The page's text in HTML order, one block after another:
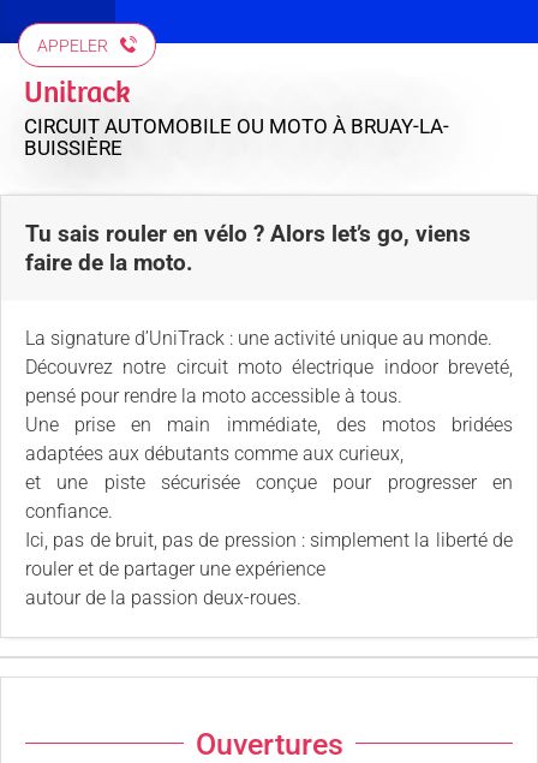
APPELER
Unitrack
CIRCUIT AUTOMOBILE OU MOTO À BRUAY-LA-
BUISSIÈRE
Tu sais rouler en vélo ? Alors let’s go, viens
faire de la moto.
La signature d’UniTrack : une activité unique au monde.
Découvrez notre circuit moto électrique indoor breveté,
pensé pour rendre la moto accessible à tous.
Une prise en main immédiate, des motos bridées
adaptées aux débutants comme aux curieux,
et une piste sécurisée conçue pour progresser en
confiance.
Ici, pas de bruit, pas de pression : simplement la liberté de
rouler et de partager une expérience
autour de la passion deux-roues.
Ouvertures